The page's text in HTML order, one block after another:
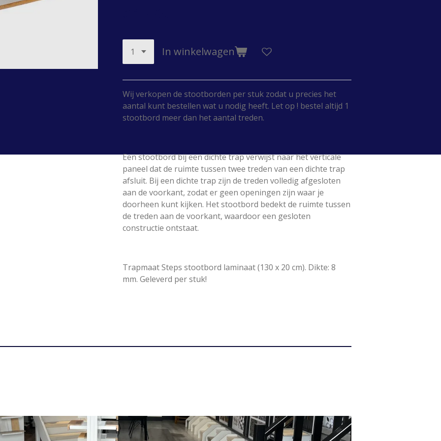
In winkelwagen
Wij verkopen de stootborden per stuk zodat u precies het
aantal kunt bestellen wat u nodig heeft. Let op ! bestel altijd 1
stootbord meer dan het aantal treden.
Een stootbord bij een dichte trap verwijst naar het verticale
paneel dat de ruimte tussen twee treden van een dichte trap
afsluit. Bij een dichte trap zijn de treden volledig afgesloten
aan de voorkant, zodat er geen openingen zijn waar je
doorheen kunt kijken. Het stootbord bedekt de ruimte tussen
de treden aan de voorkant, waardoor een gesloten
constructie ontstaat.
Trapmaat Steps stootbord laminaat (130 x 20 cm). Dikte: 8
mm. Geleverd per stuk!